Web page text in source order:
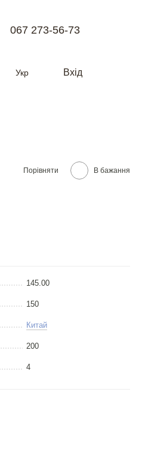
067 273-56-73
Укр Вхід
Порівняти В бажання
145.00
150
Китай
200
4